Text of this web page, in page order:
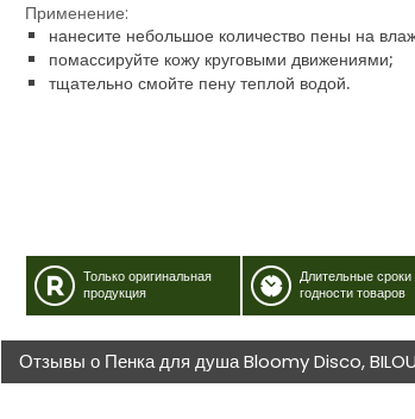
Применение:
нанесите небольшое количество пены на
помассируйте кожу круговыми движениями;
тщательно смойте пену теплой водой.
Только оригинальная
продукция
Длительные сроки
годности товаров
Отзывы о Пенка для душа Bloomy Disco, BILOU